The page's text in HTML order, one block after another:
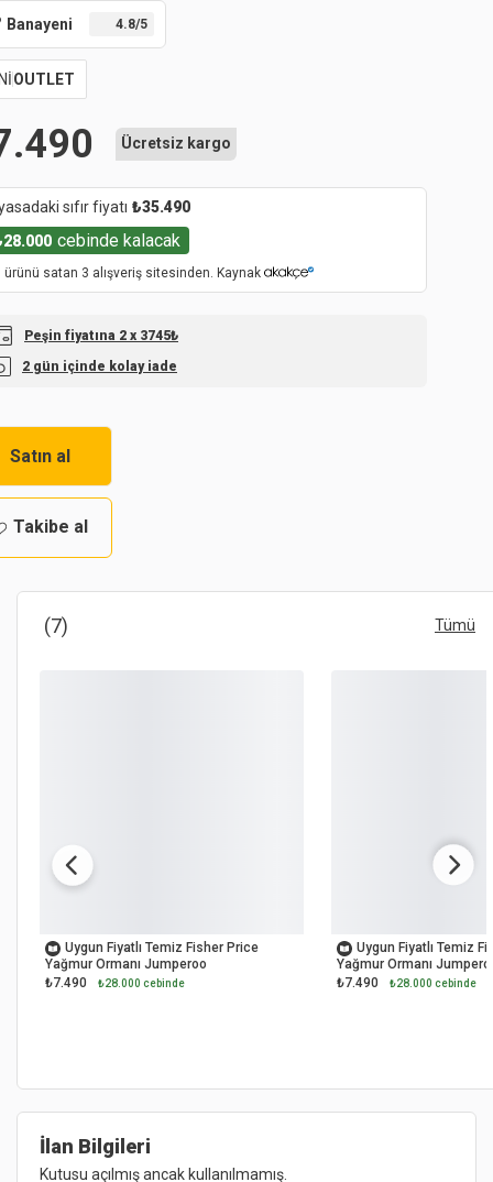
Banayeni 4.8/5
OUTLET
Ücretsiz kargo
sıfır fiyatı ₺35.490
28.000 cebinde kalacak
ürünü satan 3 alışveriş sitesinden. Kaynak
Peşin fiyatına 2 x 3745₺
2 gün içinde kolay iade
Satın al
Takibe al
(7) Tümü
Uygun Fiyatlı Temiz Fisher Price
Yağmur Ormanı Jumperoo
₺7.490
₺28.000 cebinde
Uygun Fiyatlı Temiz
Yağmur Ormanı
₺7.490
₺28.000 cebinde
İlan Bilgileri